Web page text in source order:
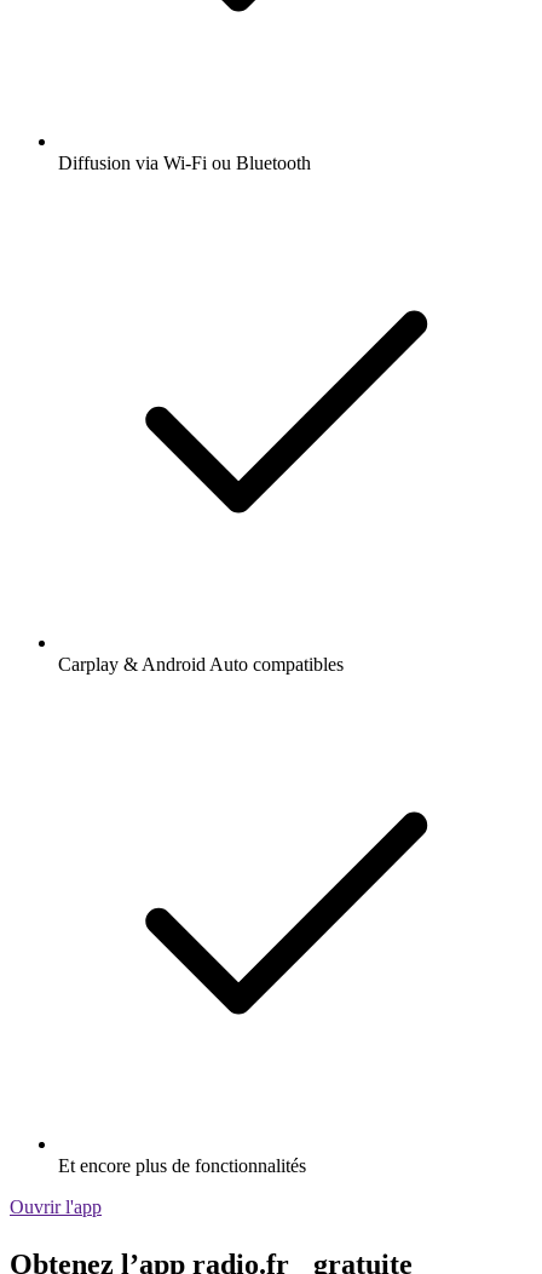
Diffusion via Wi-Fi ou Bluetooth
Carplay & Android Auto compatibles
Et encore plus de fonctionnalités
Ouvrir l'app
Obtenez l’app radio.fr gratuite